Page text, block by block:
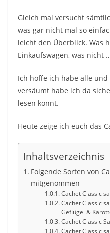
Gleich mal versucht
was gar nicht mal so
leicht den Überblick. Was
Einkaufswagen, was nicht
Ich hoffe ich habe alle
versäumt habe ich da
lesen könnt.
Heute zeige ich euch das
Inhaltsverzeichnis
Folgende Sorten von
mitgenommen
Cachet Classic
Cachet Classic
Geflügel &
Cachet Classic
Cachet Classic